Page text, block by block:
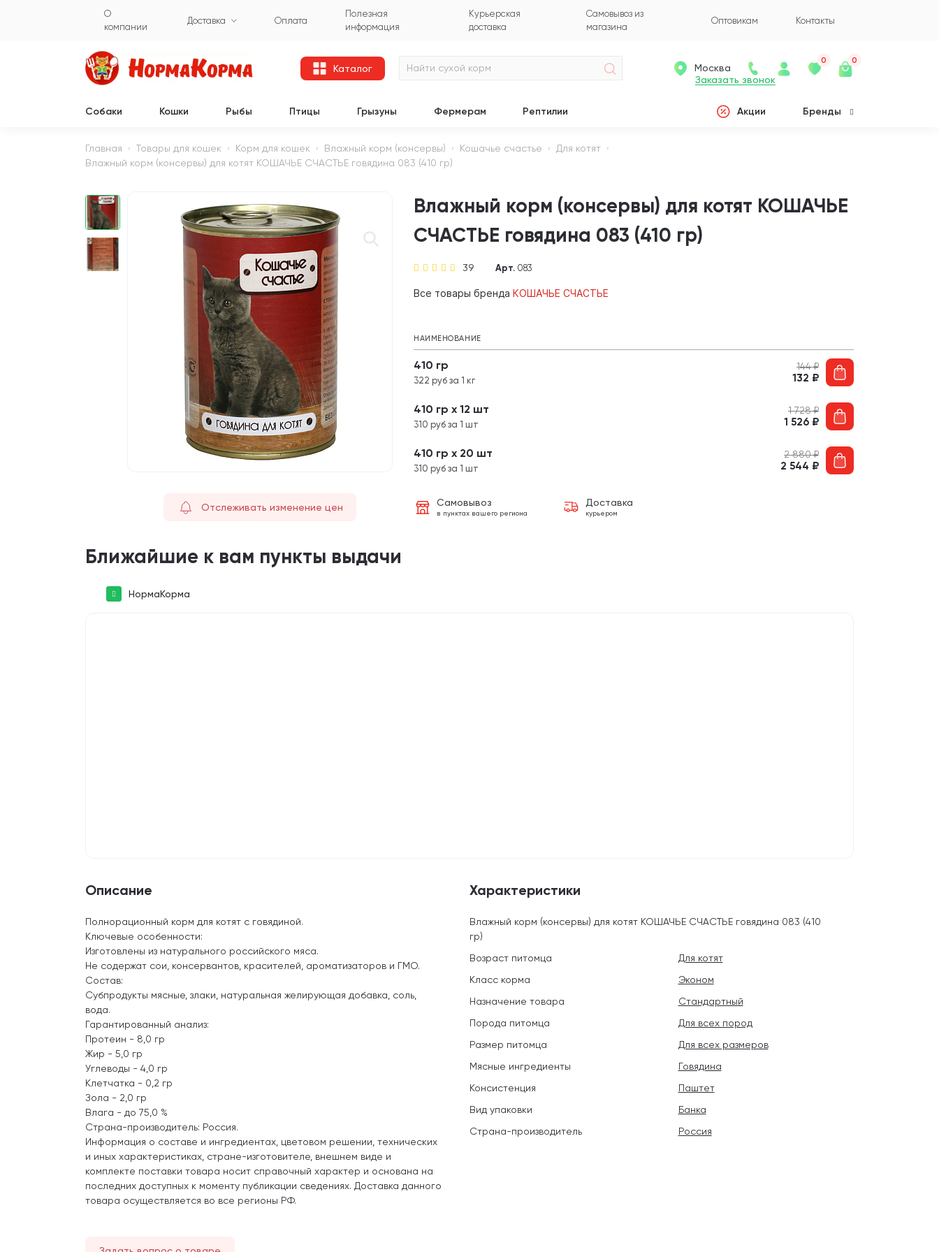
О
компании
Доставка Оплата
Полезная
информация
Курьерская
доставка
Самовывоз из
магазина
Оптовикам Контакты
Каталог
Заказать звонок
Москва
0 0
Собаки Кошки Рыбы Птицы Грызуны Фермерам Рептилии Акции Бренды
Главная Товары для кошек Корм для кошек Влажный корм (консервы) Кошачье счастье
Для котят
Влажный корм (консервы) для котят КОШАЧЬЕ СЧАСТЬЕ говядина 083 (410 гр)
Отслеживать изменение цен
Влажный корм (консервы) для котят КОШАЧЬЕ
СЧАСТЬЕ говядина 083 (410 гр)
39 Арт. 083
Все товары бренда КОШАЧЬЕ СЧАСТЬЕ
НАИМЕНОВАНИЕ
410 гр
322 руб за 1 кг
144₽
132 ₽
410 гр х 12 шт
310 руб за 1 шт
1 728₽
1 526 ₽
410 гр х 20 шт
310 руб за 1 шт
2 880₽
2 544 ₽
Самовывоз
в пунктах вашего региона
Доставка
курьером
Ближайшие к вам пункты выдачи
НормаКорма
Описание
Полнорационный корм для котят с говядиной.
Ключевые особенности:
Изготовлены из натурального российского мяса.
Не содержат сои, консервантов, красителей, ароматизаторов и ГМО.
Состав:
Субпродукты мясные, злаки, натуральная желирующая добавка, соль,
вода.
Гарантированный анализ:
Протеин - 8,0 гр
Жир - 5,0 гр
Углеводы - 4,0 гр
Клетчатка - 0,2 гр
Зола - 2,0 гр
Влага - до 75,0 %
Страна-производитель: Россия.
Информация о составе и ингредиентах, цветовом решении, технических
и иных характеристиках, стране-изготовителе, внешнем виде и
комплекте поставки товара носит справочный характер и основана на
последних доступных к моменту публикации сведениях. Доставка данного
товара осуществляется во все регионы РФ.
Характеристики
Влажный корм (консервы) для котят КОШАЧЬЕ СЧАСТЬЕ говядина 083 (410
гр)
Возраст питомца
Для котят
Класс корма
Эконом
Назначение товара
Стандартный
Порода питомца
Для всех пород
Размер питомца
Для всех размеров
Мясные ингредиенты
Говядина
Консистенция
Паштет
Вид упаковки
Банка
Страна-производитель
Россия